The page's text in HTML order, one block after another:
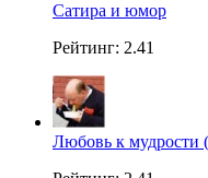
Сатира и юмор
Рейтинг: 2.41
Любовь к мудрости